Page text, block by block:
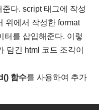
다. script 태그에 작성
위에서 작성한 format
터를 삽입해준다. 이렇
담긴 html 코드 조각이
함수를 사용하여 추가